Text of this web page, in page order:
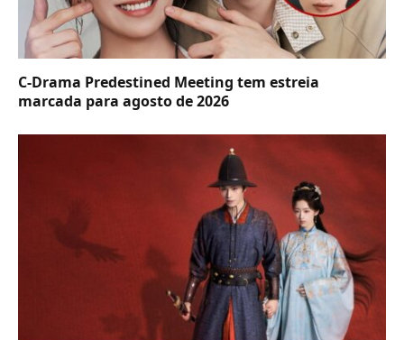
C-Drama Predestined Meeting tem estreia
marcada para agosto de 2026